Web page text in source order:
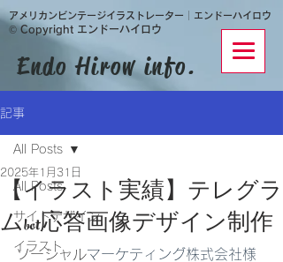
Endo Hirow info.
​アメリカンビンテージイラストレーター│エンドーハイロウ
© Copyright エンドーハイロウ
記事
All Posts
サイトデザイン
イラスト
All Posts
【イラスト実績】テレグラ
ムbot応答画像デザイン制作
2025年1月31日
ソーシャルマーケティング株式会社様